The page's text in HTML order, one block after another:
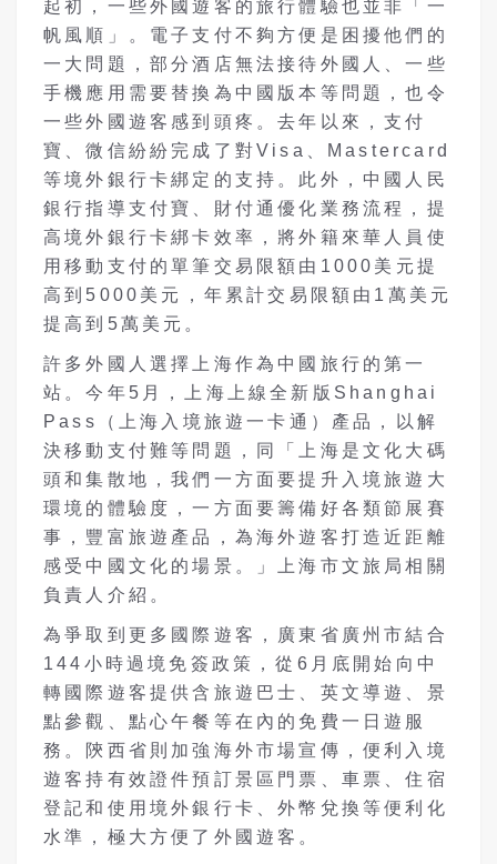
起初，一些外國遊客的旅行體驗也並非「一
帆風順」。電子支付不夠方便是困擾他們的
一大問題，部分酒店無法接待外國人、一些
手機應用需要替換為中國版本等問題，也令
一些外國遊客感到頭疼。去年以來，支付
寶、微信紛紛完成了對Visa、Mastercard
等境外銀行卡綁定的支持。此外，中國人民
銀行指導支付寶、財付通優化業務流程，提
高境外銀行卡綁卡效率，將外籍來華人員使
用移動支付的單筆交易限額由1000美元提
高到5000美元，年累計交易限額由1萬美元
提高到5萬美元。
許多外國人選擇上海作為中國旅行的第一
站。今年5月，上海上線全新版Shanghai
Pass（上海入境旅遊一卡通）產品，以解
決移動支付難等問題，同「上海是文化大碼
頭和集散地，我們一方面要提升入境旅遊大
環境的體驗度，一方面要籌備好各類節展賽
事，豐富旅遊產品，為海外遊客打造近距離
感受中國文化的場景。」上海市文旅局相關
負責人介紹。
為爭取到更多國際遊客，廣東省廣州市結合
144小時過境免簽政策，從6月底開始向中
轉國際遊客提供含旅遊巴士、英文導遊、景
點參觀、點心午餐等在內的免費一日遊服
務。陝西省則加強海外市場宣傳，便利入境
遊客持有效證件預訂景區門票、車票、住宿
登記和使用境外銀行卡、外幣兌換等便利化
水準，極大方便了外國遊客。